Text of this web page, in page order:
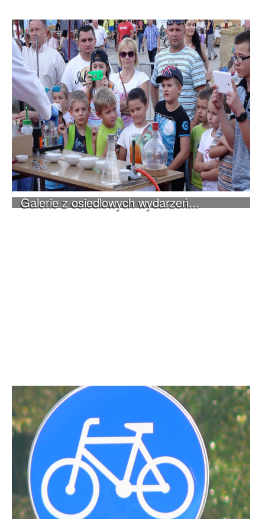
Galerie z osiedlowych wydarzeń...